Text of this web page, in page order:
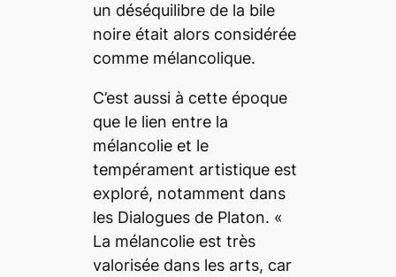
un déséquilibre de la bile
noire était alors considérée
comme mélancolique.
C’est aussi à cette époque
que le lien entre la
mélancolie et le
tempérament artistique est
exploré, notamment dans
les Dialoguesde Platon. «
La mélancolie est très
valorisée dans les arts, car